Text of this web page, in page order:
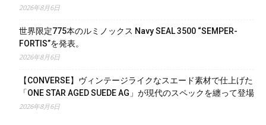
2026年8月6日
世界限定775本のルミノックス Navy SEAL 3500 “SEMPER-
FORTIS”を発表。
2026年8月6日
【CONVERSE】ヴィンテージライクなスエード素材で仕上げた
「ONE STAR AGED SUEDE AG」が現代のスペックを纏って登場
2026年8月6日